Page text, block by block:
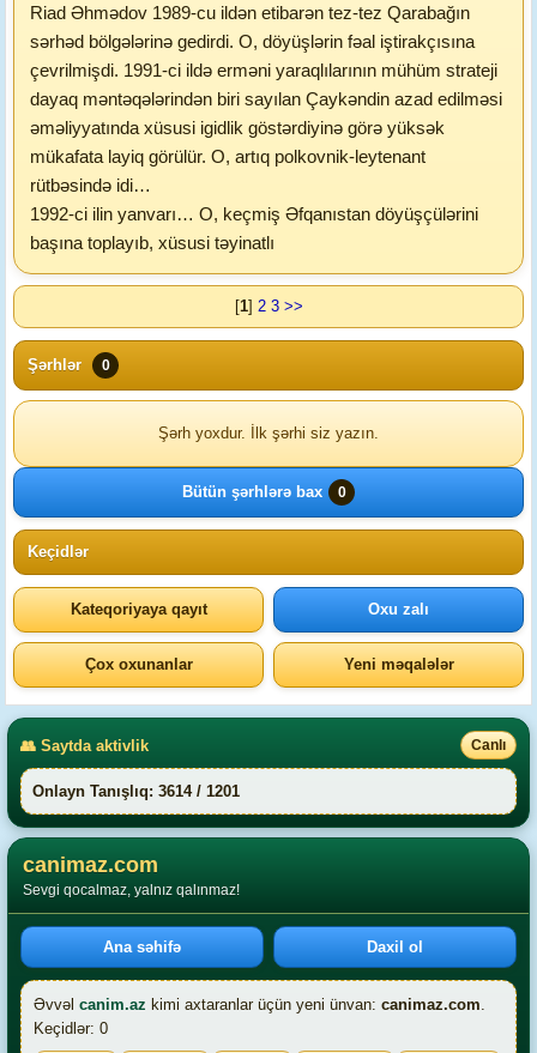
Riad Əhmədov 1989-cu ildən etibarən tez-tez Qarabağın
sərhəd bölgələrinə gedirdi. O, döyüşlərin fəal iştirakçısına
çevrilmişdi. 1991-ci ildə erməni yaraqlılarının mühüm strateji
dayaq məntəqələrindən biri sayılan Çaykəndin azad edilməsi
əməliyyatında xüsusi igidlik göstərdiyinə görə yüksək
mükafata layiq görülür. O, artıq polkovnik-leytenant
rütbəsində idi…
1992-ci ilin yanvarı… O, keçmiş Əfqanıstan döyüşçülərini
başına toplayıb, xüsusi təyinatlı
[1] 2 3 >>
Şərhlər 0
Şərh yoxdur. İlk şərhi siz yazın.
Bütün şərhlərə bax 0
Keçidlər
Kateqoriyaya qayıt Oxu zalı
Çox oxunanlar Yeni məqalələr
👥 Saytda aktivlik Canlı
Onlayn Tanışlıq: 3614 / 1201
canimaz.com
Sevgi qocalmaz, yalnız qalınmaz!
Ana səhifə Daxil ol
Əvvəl canim.az kimi axtaranlar üçün yeni ünvan: canimaz.com.
Keçidlər: 0